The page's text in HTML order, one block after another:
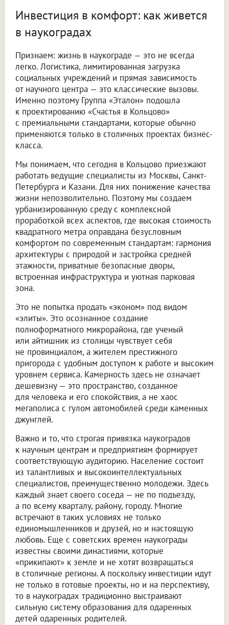
Инвестиция в комфорт: как живется
в наукоградах
Признаем: жизнь в наукограде — это не всегда
легко. Логистика, лимитированная загрузка
социальных учреждений и прямая зависимость
от научного центра — это классические вызовы.
Именно поэтому Группа «Эталон» подошла
к проектированию «Счастья в Кольцово»
с премиальными стандартами, которые обычно
применяются только в столичных проектах бизнес-
класса.
Мы понимаем, что сегодня в Кольцово приезжают
работать ведущие специалисты из Москвы, Санкт-
Петербурга и Казани. Для них понижение качества
жизни непозволительно. Поэтому мы создаем
урбанизированную среду с комплексной
проработкой всех аспектов, где высокая стоимость
квадратного метра оправдана безусловным
комфортом по современным стандартам: гармония
архитектуры с природой и застройка средней
этажности, приватные безопасные дворы,
встроенная инфраструктура и уютная парковая
зона.
Это не попытка продать «эконом» под видом
«элиты». Это осознанное создание
полноформатного микрорайона, где ученый
или айтишник из столицы чувствует себя
не провинциалом, а жителем престижного
пригорода с удобным доступом к работе и высоким
уровнем сервиса. Камерность здесь не означает
дешевизну — это пространство, созданное
для человека и его спокойствия, а не хаос
мегаполиса с гулом автомобилей среди каменных
джунглей.
Важно и то, что строгая привязка наукоградов
к научным центрам и предприятиям формирует
соответствующую аудиторию. Население состоит
из талантливых и высокоинтеллектуальных
специалистов, преимущественно молодежи. Здесь
каждый знает своего соседа — не по подъезду,
а по всему кварталу, району, городу. Многие
встречают в таких условиях не только
единомышленников и друзей, но и настоящую
любовь. Еще с советских времен наукограды
известны своими династиями, которые
«прикипают» к земле и не хотят возвращаться
в столичные регионы. А поскольку инвестиции идут
не только в готовые проекты, но и на перспективу,
то в наукоградах традиционно выстраивают
сильную систему образования для одаренных
детей одаренных родителей.